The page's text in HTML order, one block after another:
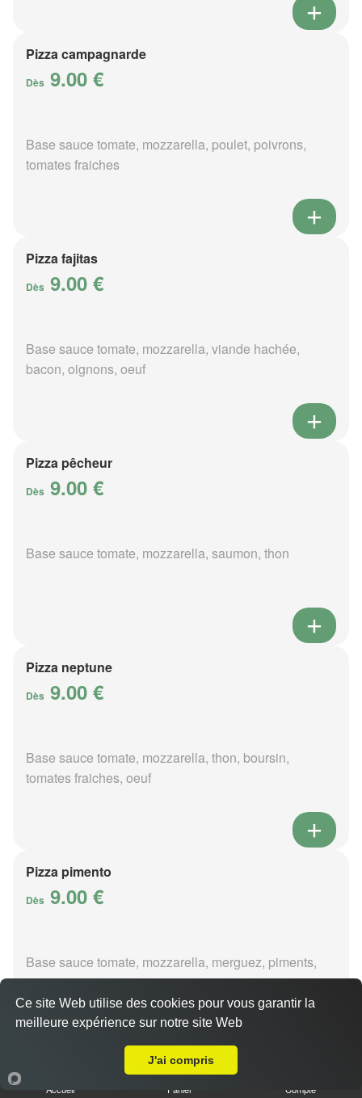
Pizza campagnarde
Dès 9.00 €
Base sauce tomate, mozzarella, poulet, poivrons,
tomates fraiches
Pizza fajitas
Dès 9.00 €
Base sauce tomate, mozzarella, viande hachée,
bacon, oignons, oeuf
Pizza pêcheur
Dès 9.00 €
Base sauce tomate, mozzarella, saumon, thon
Pizza neptune
Dès 9.00 €
Base sauce tomate, mozzarella, thon, boursin,
tomates fraiches, oeuf
Pizza pimento
Dès 9.00 €
Base sauce tomate, mozzarella, merguez, piments,
oignons
Accueil Panier Compte
Ce site Web utilise des cookies pour vous garantir la
meilleure expérience sur notre site Web
J'ai compris